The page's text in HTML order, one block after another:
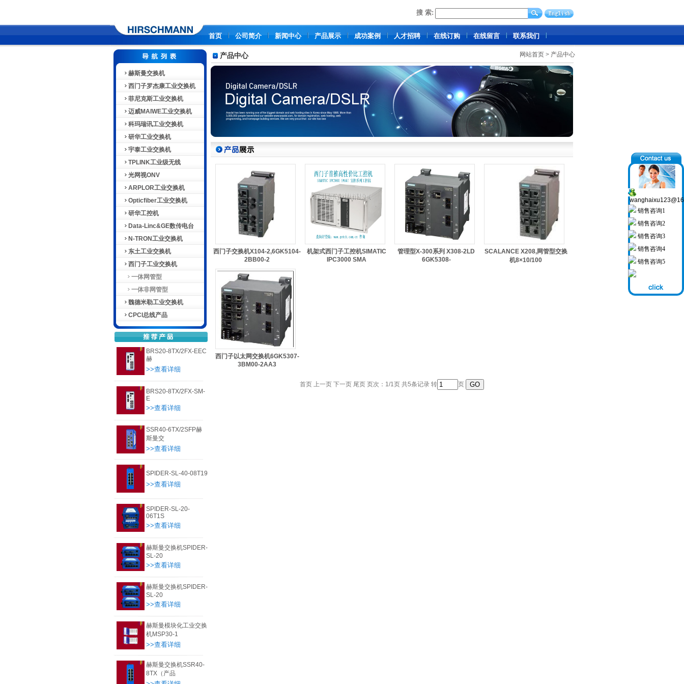
搜 索:
首页 公司简介 新闻中心 产品展示 成功案例 人才招聘 在线订购 在线留言 联系我们
赫斯曼交换机
西门子罗杰康工业交换机
菲尼克斯工业交换机
迈威MAIWE工业交换机
科玛瑞讯工业交换机
研华工业交换机
宇泰工业交换机
TPLINK工业级无线
光网视ONV
ARPLOR工业交换机
Opticfiber工业交换机
研华工控机
Data-Linc&GE数传电台
N-TRON工业交换机
东土工业交换机
西门子工业交换机
一体网管型
一体非网管型
魏德米勒工业交换机
CPCI总线产品
BRS20-8TX/2FX-EEC
赫
>>查看详细
BRS20-8TX/2FX-SM-
E
>>查看详细
SSR40-6TX/2SFP赫
斯曼交
>>查看详细
SPIDER-SL-40-08T19
>>查看详细
SPIDER-SL-20-
06T1S
>>查看详细
赫斯曼交换机SPIDER-
SL-20
>>查看详细
赫斯曼交换机SPIDER-
SL-20
>>查看详细
赫斯曼模块化工业交换
机MSP30-1
>>查看详细
赫斯曼交换机SSR40-
8TX（产品
产品中心 网站首页 > 产品中心
西门子交换机X104-2,6GK5104-
2BB00-2
机架式西门子工控机SIMATIC
IPC3000 SMA
管理型X-300系列 X308-2LD
6GK5308-
SCALANCE X208,网管型交换
机8×10/100
西门子以太网交换机6GK5307-
3BM00-2AA3
首页 上一页 下一页 尾页 页次：1/1页 共5条记录 转 页
销售咨询1
销售咨询2
销售咨询3
销售咨询4
销售咨询5